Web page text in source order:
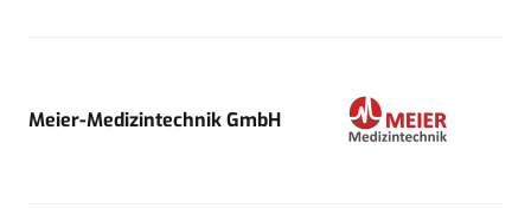
Meier-Medizintechnik GmbH